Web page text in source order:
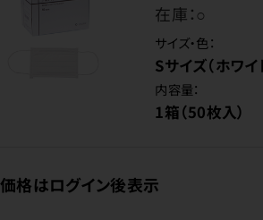
在庫：○
サイズ・色：
Sサイズ（ホワイ
内容量：
1箱（50枚入）
価格はログイン後表示